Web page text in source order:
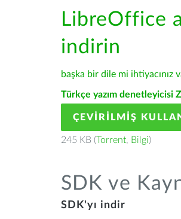
LibreOffice
indirin
başka bir dile mi ihtiyacınız
Türkçe yazım denetleyicisi
ÇEVIRILMIŞ
245 KB (Torrent, Bilgi)
SDK ve
SDK'yı indir